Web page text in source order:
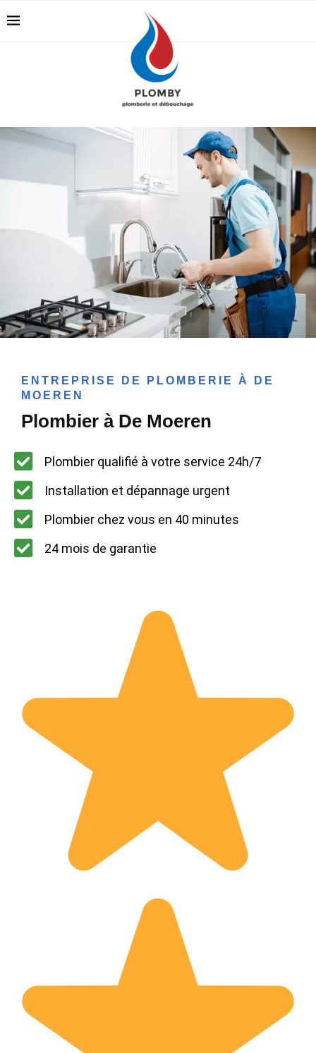
ENTREPRISE DE PLOMBERIE À DE
MOEREN
Plombier à De Moeren
Plombier qualifié à votre service 24h/7
Installation et dépannage urgent
Plombier chez vous en 40 minutes
24 mois de garantie